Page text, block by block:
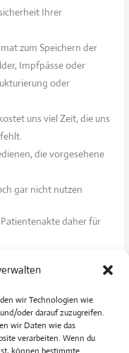
wir Technologien wie
oder darauf zuzugreifen.
wir Daten wie das
verarbeiten. Wenn du
Ihrer
zum Speichern der
Impfpässe oder
oder
uns viel Zeit, die uns
die vorgesehene
gar nicht nutzen
daher für
die ePA gerüstet, wir
an der ePA